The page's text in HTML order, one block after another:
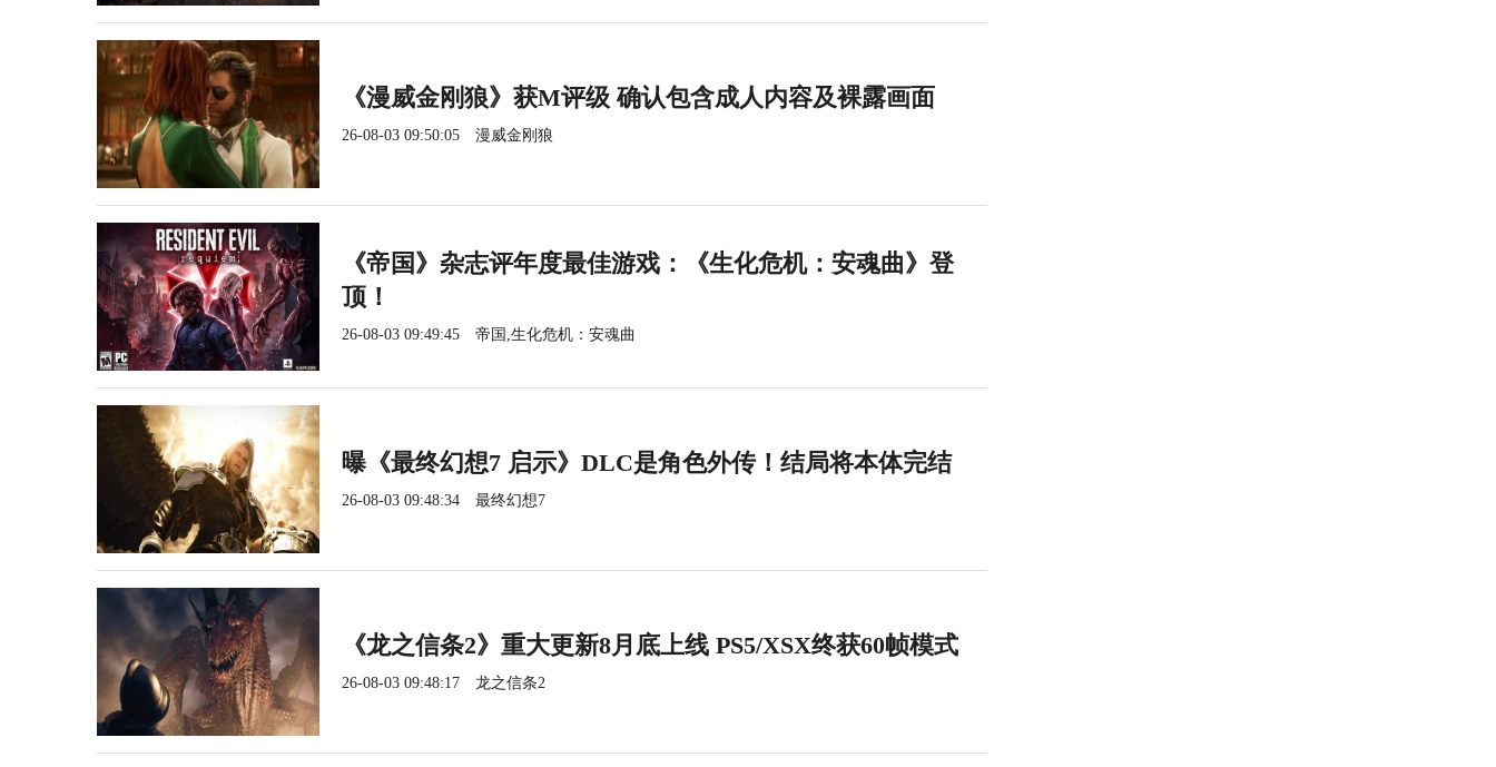
《漫威金刚狼》获M评级 确认包含成人内容及裸露画面
26-08-03 09:50:05 漫威金刚狼
《帝国》杂志评年度最佳游戏：《生化危机：安魂曲》登
顶！
26-08-03 09:49:45 帝国,生化危机：安魂曲
曝《最终幻想7 启示》DLC是角色外传！结局将本体完结
26-08-03 09:48:34 最终幻想7
《龙之信条2》重大更新8月底上线 PS5/XSX终获60帧模式
26-08-03 09:48:17 龙之信条2